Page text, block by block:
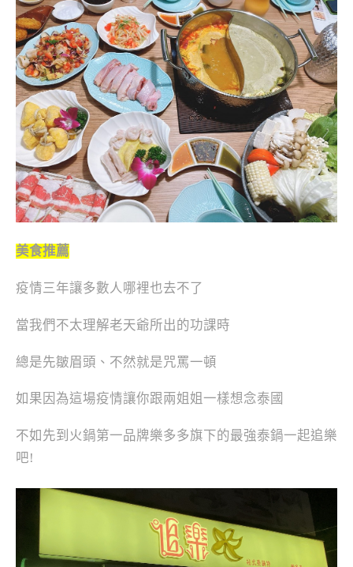
美食推薦
疫情三年讓多數人哪裡也去不了
當我們不太理解老天爺所出的功課時
總是先皺眉頭、不然就是咒罵一頓
如果因為這場疫情讓你跟兩姐姐一樣想念泰國
不如先到火鍋第一品牌樂多多旗下的最強泰鍋一起追樂
吧!